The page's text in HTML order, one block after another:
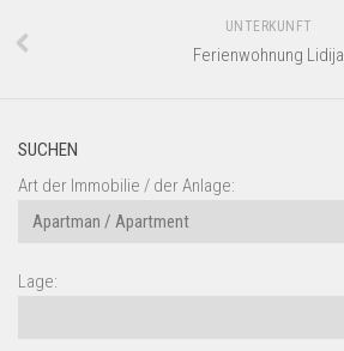
UNTERKUNFT
Ferienwohnung Lidija
SUCHEN
Art der Immobilie / der Anlage:
Lage: